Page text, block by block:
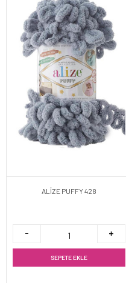
ALİZE PUFFY 428
SEPETE EKLE